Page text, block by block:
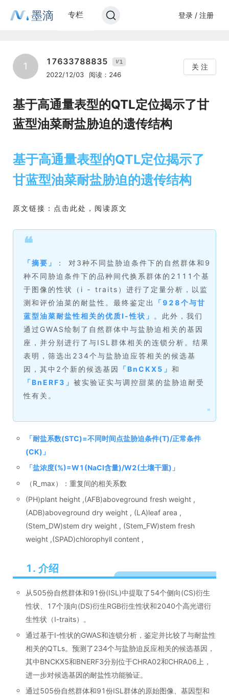
墨滴 专栏 登录 / 注册
1 17633788835 V1
2022/12/03 阅读：246
关 注
基于高通量表型的QTL定位揭示了甘
蓝型油菜耐盐胁迫的遗传结构
基于高通量表型的QTL定位揭示了
甘蓝型油菜耐盐胁迫的遗传结构
原文链接：点击此处，阅读原文
❝
「摘要 」
： 对3种不同盐胁迫条件下的自然群体和9
种不同胁迫条件下的品种间代换系群体的2111个基
于图像的性状（i ‐ traits）进行了定量分析，以监
测和评价油菜的耐盐性。最终鉴定出
「928个与甘
蓝型油菜耐盐性相关的优质I-性状 」
。此外，我们
通过GWAS绘制了自然群体中与盐胁迫相关的基因
座，并分别进行了与ISL群体相关的连锁分析。结果
表明，筛选出234个与盐胁迫应答相关的候选基
因，其中2个新的候选基因
「BnCKX5 」 和
「BnERF3 」 被实验证实与调控甜菜的盐胁迫耐受
性有关。
❞
「耐盐系数(STC)=不同时间点盐胁迫条件(T)/正常条件
(CK) 」
「盐浓度(%)=W1(NaCl含量)/W2(土壤干重) 」
（R_max）：重复间的相关系数
(PH)plant height ,(AFB)aboveground fresh weight ,
(ADB)aboveground dry weight , (LA)leaf area ,
(Stem_DW)stem dry weight , (Stem_FW)stem fresh
weight ,(SPAD)chlorophyll content ,
1. 介绍
从505份自然群体和91份(ISL)中提取了54个侧向(CS)衍生
性状、17个顶向(DS)衍生RGB衍生性状和2040个高光谱衍
生性状（I-traits）。
通过基于I-性状的GWAS和连锁分析，鉴定并比较了与耐盐性
相关的QTLs。预测了234个与盐胁迫反应相关的候选基因，
其中BNCKX5和BNERF3分别位于CHRA02和CHRA06上，
进一步对候选基因的耐盐性功能验证。
通过505份自然群体和91份ISL群体的原始图像、基因型和